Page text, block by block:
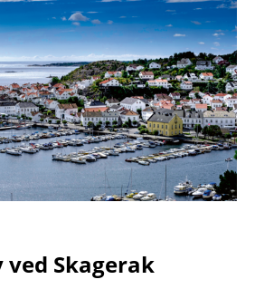
ved Skagerak